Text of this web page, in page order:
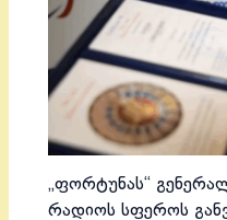
„ფორტუნას“
რადიოს სფეროს